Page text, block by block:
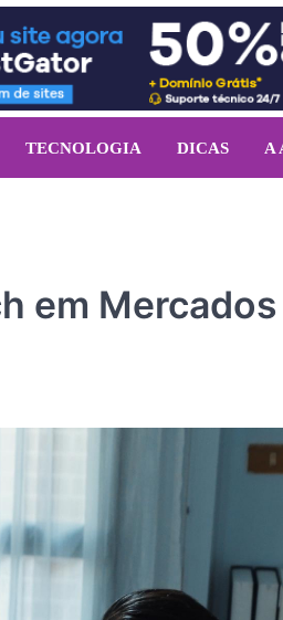
TECNOLOGIA DICAS A
em Mercados